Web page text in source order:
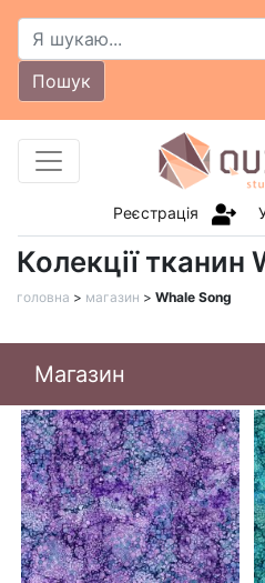
Пошук
Реєстрація
Колекції тканин
головна > магазин > Whale Song
Магазин